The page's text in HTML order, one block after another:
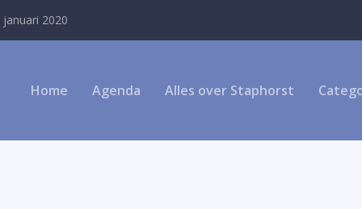
2020
Home Agenda Alles over Staphorst